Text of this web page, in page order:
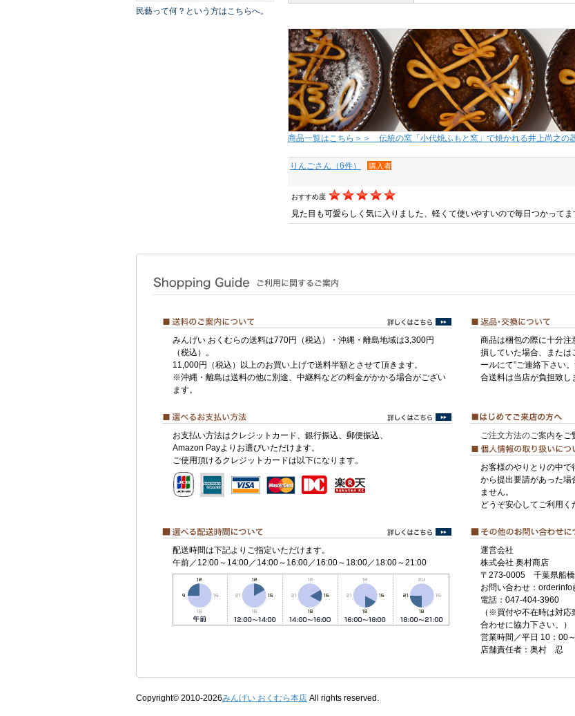
民藝って何？という方はこちらへ。
商品一覧はこちら＞＞ 伝統の窯「小代焼ふもと窯」で焼かれる井上尚之の
りんごさん（6件） 購入者
おすすめ度
見た目も可愛らしく気に入りました、軽くて使いやすいので毎日つかって
みんげい おくむらの送料は770円（税込）・沖縄・離島地域は3,300円
（税込）。
11,000円（税込）以上のお買い上げで送料半額とさせて頂きます。
※沖縄・離島は送料の他に別途、中継料などの料金がかかる場合がござい
ます。
商品は梱包の際に十分
損していた場合、または
ールにて”ご連絡下さい
合送料は当店が負担致し
お支払い方法はクレジットカード、銀行振込、郵便振込、
Amazon Payよりお選びいただけます。
ご使用頂けるクレジットカードは以下になります。
ご注文方法のご案内をご
お客様のやりとりの中
から提出要請があった
ません。
どうぞ安心してご利用く
配送時間は下記よりご指定いただけます。
午前／12:00～14:00／14:00～16:00／16:00～18:00／18:00～21:00
運営会社
株式会社 奥村商店
〒273-0005 千葉県船
お問い合わせ：
電話：047-404-3960
（※買付や不在時は対
合わせに協力下さい。）
営業時間／平日 10：00
店舗責任者：奥村 忍
Copyright© 2010-2026みんげい おくむら本店 All rights reserved.